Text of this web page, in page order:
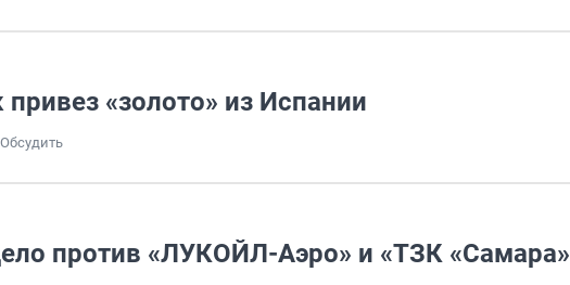
«золото» из Испании
Обсудить
против «ЛУКОЙЛ-Аэро» и «ТЗК «Самара»